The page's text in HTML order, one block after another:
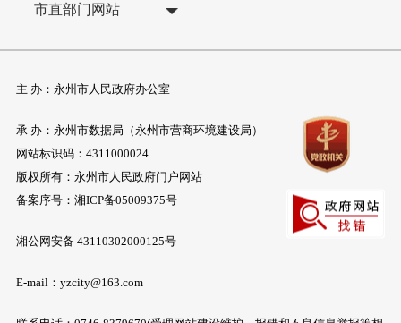
市直部门网站
主 办：永州市人民政府办公室
承 办：永州市数据局（永州市营商环境建设局）
网站标识码：4311000024
版权所有：永州市人民政府门户网站
备案序号： 湘ICP备05009375号
湘公网安备 43110302000125号
E-mail：yzcity@163.com